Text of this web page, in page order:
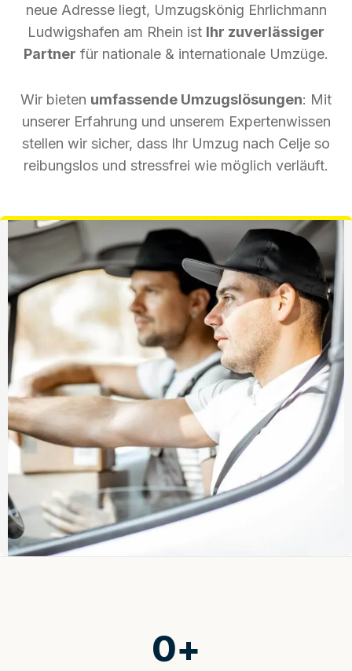
neue Adresse liegt, Umzugskönig Ehrlichmann
Ludwigshafen am Rhein ist Ihr zuverlässiger
Partner für nationale & internationale Umzüge.
Wir bieten umfassende Umzugslösungen: Mit
unserer Erfahrung und unserem Expertenwissen
stellen wir sicher, dass Ihr Umzug nach Celje so
reibungslos und stressfrei wie möglich verläuft.
0+